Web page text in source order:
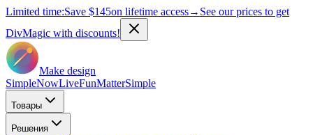
Limited time:Save $145on lifetime access→ See our prices to get
DivMagic with discounts!
Make design
SimpleNowLiveFunMatterSimple
Товары
Решения